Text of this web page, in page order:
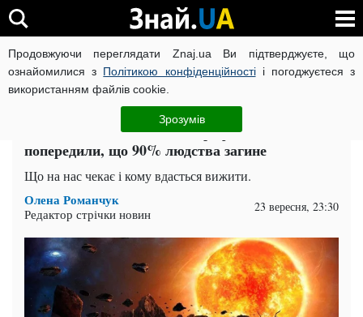
Продовжуючи переглядати Znaj.ua Ви підтверджуєте, що
ознайомилися з Політикою конфіденційностіі погоджуєтеся з
використанням файлів cookie.
Зрозумів
ВІЙНА РОСІЇ ПРОТИ УКРАЇНИ КОРОНАВІРУС В УКРАЇНІ
ЧИТАТЬ НА РУССКОМ
Наближається нова катастрофа: вчені
попередили, що 90% людства загине
Що на нас чекає і кому вдасться вижити.
Олена Романчук
Редактор стрічки новин 23 вересня, 23:30